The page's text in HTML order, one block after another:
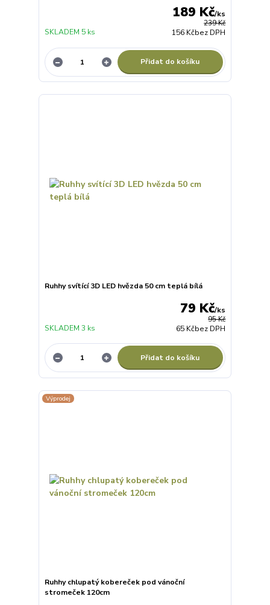
239 Kč
189 Kč/ks
156 Kčbez DPH
SKLADEM 5 ks
Přidat do košíku
Ruhhy svítící 3D LED hvězda 50 cm teplá bílá
95 Kč
79 Kč/ks
65 Kčbez DPH
SKLADEM 3 ks
Přidat do košíku
Výprodej
Ruhhy chlupatý kobereček pod vánoční
stromeček 120cm